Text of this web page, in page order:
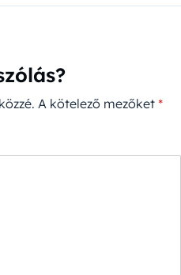
A kötelező mezőket *